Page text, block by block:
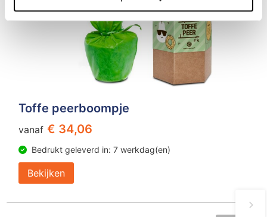
Toffe peerboompje
vanaf € 34,06
Bedrukt geleverd in: 7 werkdag(en)
Bekijken